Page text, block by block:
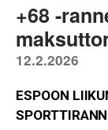
+68 -
12.2.2026
ESPOON